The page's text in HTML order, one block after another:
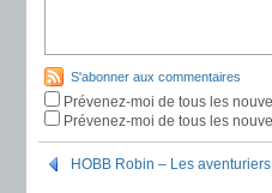
S'abonner aux commentaires
Prévenez-moi de tous les
Prévenez-moi de tous les
HOBB Robin – Les